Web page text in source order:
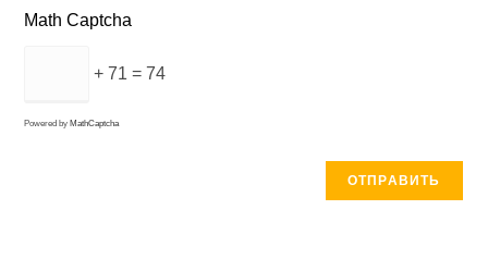
Math Captcha
+ 71 = 74
Powered by MathCaptcha